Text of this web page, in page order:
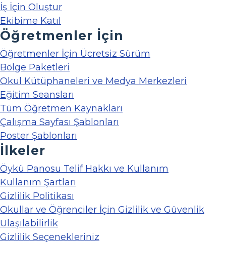
İş İçin Oluştur
Ekibime Katıl
Öğretmenler İçin
Öğretmenler İçin Ücretsiz Sürüm
Bölge Paketleri
Okul Kütüphaneleri ve Medya Merkezleri
Eğitim Seansları
Tüm Öğretmen Kaynakları
Çalışma Sayfası Şablonları
Poster Şablonları
İlkeler
Öykü Panosu Telif Hakkı ve Kullanım
Kullanım Şartları
Gizlilik Politikası
Okullar ve Öğrenciler İçin Gizlilik ve Güvenlik
Ulaşılabilirlik
Gizlilik Seçenekleriniz